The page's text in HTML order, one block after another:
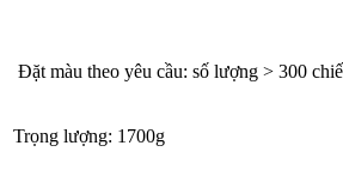
Đặt màu theo yêu cầu: số lượng > 300
Trọng lượng: 1700g